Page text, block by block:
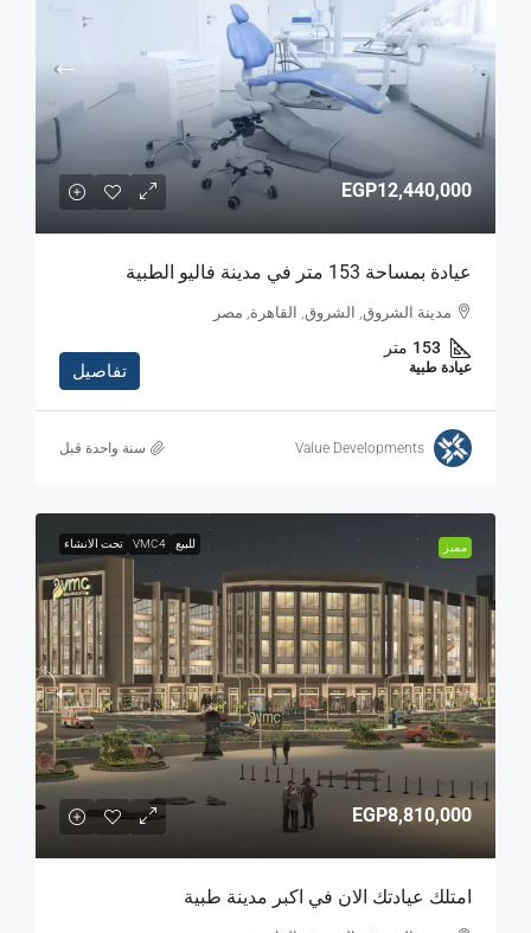
EGP12,440,000
عيادة بمساحة 153 متر في مدينة فاليو الطبية
مدينة الشروق, الشروق, القاهرة, مصر
153 متر
عيادة طبية تفاصيل
Value Developments ‏سنة واحدة قبل
مميز للبيع VMC4 تحت الانشاء
EGP8,810,000
امتلك عيادتك الان في اكبر مدينة طبية